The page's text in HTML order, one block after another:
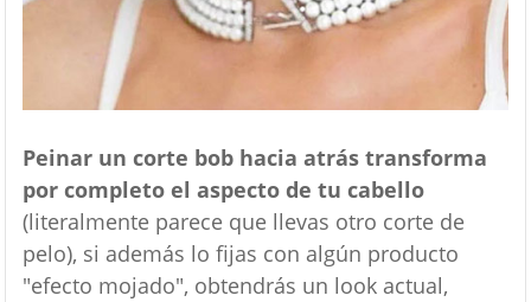
Peinar un corte bob hacia atrás transforma
por completo el aspecto de tu cabello
(literalmente parece que llevas otro corte de
pelo), si además lo fijas con algún producto
"efecto mojado", obtendrás un look actual,